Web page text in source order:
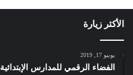
الأكثر زيارة
يونيو 17, 2019
الفضاء الرقمي للمدارس الإبتدائية